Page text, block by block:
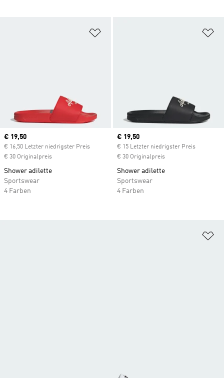
Current price
€ 19,50
€ 16,50 Letzter niedrigster Preis
€ 30 Originalpreis
Shower adilette
Sportswear
4 Farben
Current price
€ 19,50
€ 15 Letzter niedrigster Preis
€ 30 Originalpreis
Shower adilette
Sportswear
4 Farben